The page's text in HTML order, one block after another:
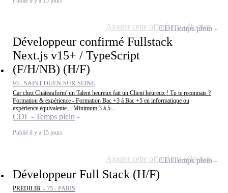
Développeur confirmé Fullstack
Next.js v15+ / TypeScript
(F/H/NB) (H/F)
93 - SAINT-OUEN-SUR-SEINE
Car chez Chateauform' un Talent heureux fait un Client heureux ! Tu te reconnais ?
Formation & expérience - Formation Bac +3 à Bac +5 en informatique ou
expérience équivalente. - Minimum 3 à 5...
CDI - Temps plein
Publié il y a 15 jours
CDITemps plein
Ajouter cette offre à ma sélection
Développeur Full Stack (H/F)
PREDILIB - 75 - PARIS
CDITemps plein
Ajouter cette offre à ma sélection